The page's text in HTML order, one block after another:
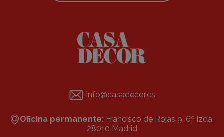
info@casadecor.es
Oficina permanente: Francisco de Rojas 9, 6º izda.
28010 Madrid